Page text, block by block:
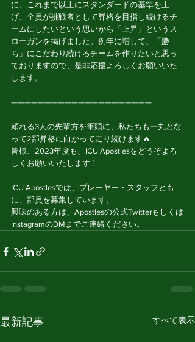
に、これまで以上にスタンダードの基準を上
げ、全員が挑戦者として昇格を目指し続けるチ
ームにしたいという思いから「上昇」というス
ローガンを掲げました。例年に増して、「勝
ち」にこだわり続けるチームを作りたいと思っ
ておりますので、是非応援よろしくお願いいた
します。
—————————————————————
頼れる3人の先輩方を筆頭に、私たちも一丸とな
って2部昇格に向かって走り続けます🔥
皆様、2023年度も、ICU Apostlesをどうぞよろ
しくお願いいたします！
ICU Apostlesでは、プレーヤー・スタッフとも
に、部員を募集しています。
興味のある方は、Apostlesの公式Twitterもしくは
InstagramのDMまでご連絡ください。
最新記事 すべて表示